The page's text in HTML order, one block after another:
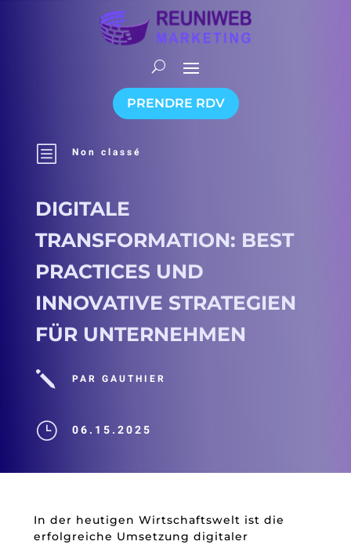
PRENDRE RDV
b Non classé
DIGITALE
TRANSFORMATION: BEST
PRACTICES UND
INNOVATIVE STRATEGIEN
FÜR UNTERNEHMEN
j PAR GAUTHIER
} 06.15.2025
In der heutigen Wirtschaftswelt ist die
erfolgreiche Umsetzung digitaler